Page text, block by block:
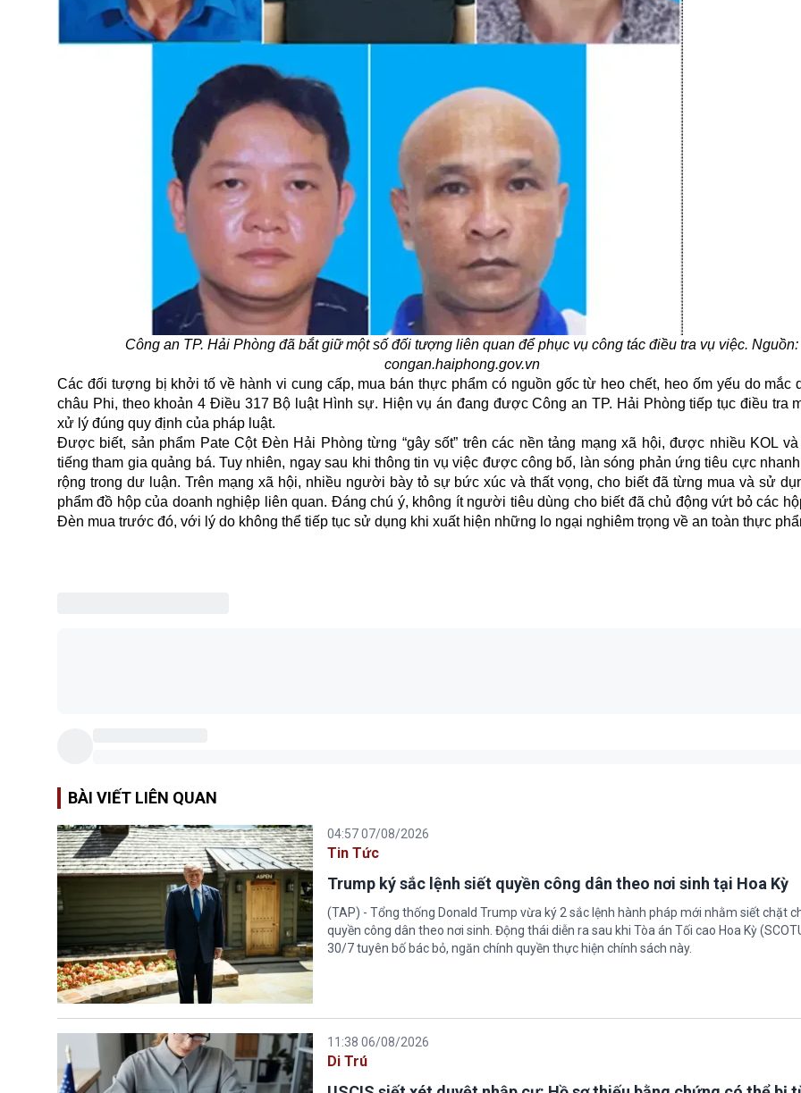
Công an TP. Hải Phòng đã bắt giữ một số đối tượng liên quan để phục vụ công tác điều tra vụ việc. Nguồn:
congan.haiphong.gov.vn
Các đối tượng bị khởi tố về hành vi cung cấp, mua bán thực phẩm có nguồn gốc từ heo chết, heo ốm yếu do mắc
châu Phi, theo khoản 4 Điều 317 Bộ luật Hình sự. Hiện vụ án đang được Công an TP. Hải Phòng tiếp tục điều tra
xử lý đúng quy định của pháp luật.
Được biết, sản phẩm Pate Cột Đèn Hải Phòng từng “gây sốt” trên các nền tảng mạng xã hội, được nhiều KOL
tiếng tham gia quảng bá. Tuy nhiên, ngay sau khi thông tin vụ việc được công bố, làn sóng phản ứng tiêu cực
rộng trong dư luận. Trên mạng xã hội, nhiều người bày tỏ sự bức xúc và thất vọng, cho biết đã từng mua và sử
phẩm đồ hộp của doanh nghiệp liên quan. Đáng chú ý, không ít người tiêu dùng cho biết đã chủ động vứt bỏ các
Đèn mua trước đó, với lý do không thể tiếp tục sử dụng khi xuất hiện những lo ngại nghiêm trọng về an toàn thực
BÀI VIẾT LIÊN QUAN
04:57 07/08/2026
Tin Tức
Trump ký sắc lệnh siết quyền công dân theo nơi sinh tại Hoa Kỳ
(TAP) - Tổng thống Donald Trump vừa ký 2 sắc lệnh hành pháp mới nhằm siết chặt
quyền công dân theo nơi sinh. Động thái diễn ra sau khi Tòa án Tối cao Hoa Kỳ
30/7 tuyên bố bác bỏ, ngăn chính quyền thực hiện chính sách này.
11:38 06/08/2026
Di Trú